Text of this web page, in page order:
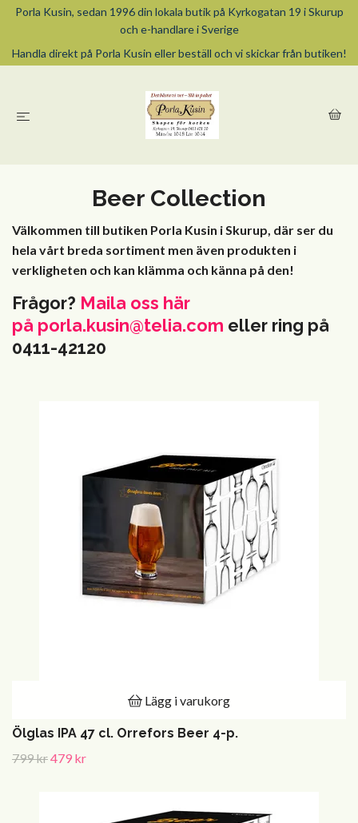
Porla Kusin, sedan 1996 din lokala butik på Kyrkogatan 19 i Skurup
och e-handlare i Sverige
Handla direkt på Porla Kusin eller beställ och vi skickar från butiken!
Beer Collection
Välkommen till butiken Porla Kusin i Skurup, där ser du
hela vårt breda sortiment men även produkten i
verkligheten och kan klämma och känna på den!
Frågor? Maila oss här
på porla.kusin@telia.com eller ring på
0411-42120
Lägg i varukorg
Ölglas IPA 47 cl. Orrefors Beer 4-p.
799 kr479 kr